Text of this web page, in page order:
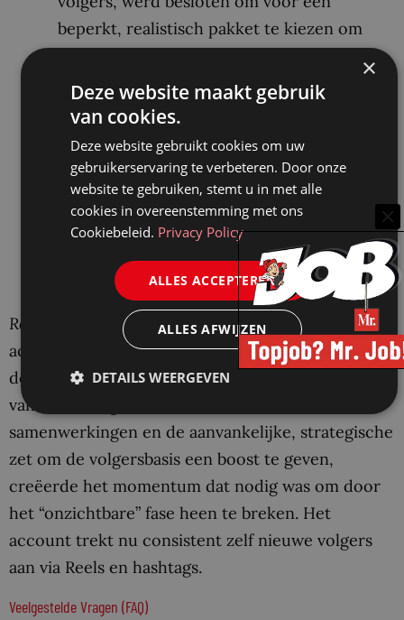
beperkt, realistisch pakket te kiezen om
Instagram volgers kopen als aanvulling. Dit
zorgde ervoor dat het profiel van de maker
er bij de eerste indruk direct ‘gevestigd’
uitzag.
Community Focus: Elke vraag in de
comments of DMs werd persoonlijk en
uitgebreid beantwoord. Er werd een UGC-
campagne gestart met een speciale
merkhashtag.
Resultaat:
Binnen drie maanden groeide het
account naar ruim 5.000 volgers. De verkoop via
de Instagram-link steeg met 150%. De combinatie
van sterke organische content, echte
samenwerkingen en de aanvankelijke, strategische
zet om de volgersbasis een boost te geven,
creëerde het momentum dat nodig was om door
het “onzichtbare” fase heen te breken. Het
account trekt nu consistent zelf nieuwe volgers
aan via Reels en hashtags.
Veelgestelde Vragen (FAQ)
×
Deze website maakt gebruik
van cookies.
Deze website gebruikt cookies om uw
gebruikerservaring te verbeteren. Door onze
website te gebruiken, stemt u in met alle
cookies in overeenstemming met ons
Cookiebeleid. Privacy Policy
ALLES ACCEPTEREN
ALLES AFWIJZEN
DETAILS WEERGEVEN